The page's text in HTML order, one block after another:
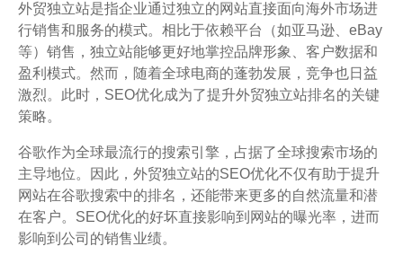
外贸独立站是指企业通过独立的网站直接面向海外市场进
行销售和服务的模式。相比于依赖平台（如亚马逊、eBay
等）销售，独立站能够更好地掌控品牌形象、客户数据和
盈利模式。然而，随着全球电商的蓬勃发展，竞争也日益
激烈。此时，SEO优化成为了提升外贸独立站排名的关键
策略。
谷歌作为全球最流行的搜索引擎，占据了全球搜索市场的
主导地位。因此，外贸独立站的SEO优化不仅有助于提升
网站在谷歌搜索中的排名，还能带来更多的自然流量和潜
在客户。SEO优化的好坏直接影响到网站的曝光率，进而
影响到公司的销售业绩。